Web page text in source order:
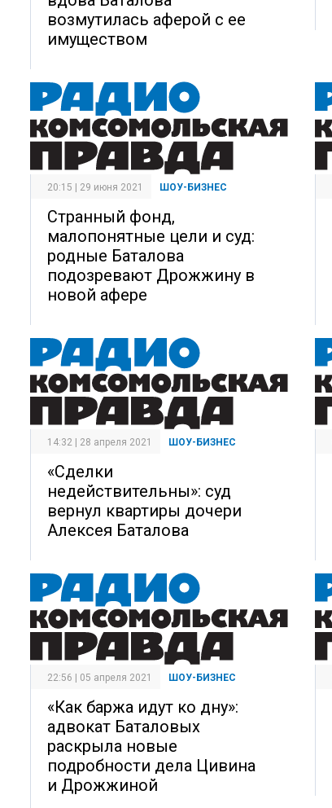
возмутилась аферой с ее
имуществом
20:15 | 29 июня 2021 ШОУ-БИЗНЕС
Странный фонд,
малопонятные цели и суд:
родные Баталова
подозревают Дрожжину в
новой афере
14:32 | 28 апреля 2021 ШОУ-БИЗНЕС
«Сделки
недействительны»: суд
вернул квартиры дочери
Алексея Баталова
22:56 | 05 апреля 2021 ШОУ-БИЗНЕС
«Как баржа идут ко дну»:
адвокат Баталовых
раскрыла новые
подробности дела Цивина
и Дрожжиной